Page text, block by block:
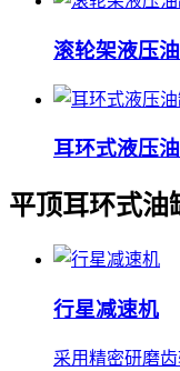
滚轮架液压
耳环式液压
平顶耳环式油
行星减速机
采用精密研磨